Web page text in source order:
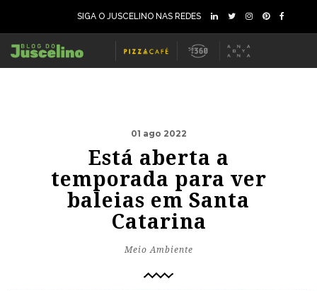
SIGA O JUSCELINO NAS REDES
01 ago 2022
Está aberta a
temporada para ver
baleias em Santa
Catarina
Meio Ambiente